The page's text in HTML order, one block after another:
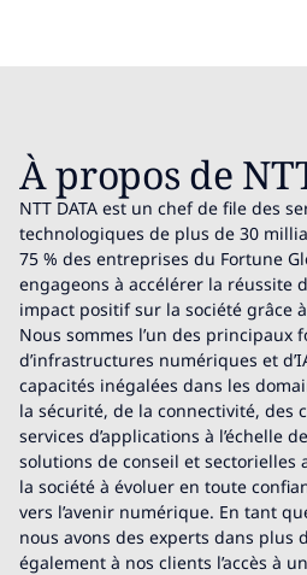
À propos de
NTT DATA est un chef de file des
technologiques de plus de 30
75 % des entreprises du Fortune
engageons à accélérer la réussite
impact positif sur la société grâce
Nous sommes l’un des principaux
d’infrastructures numériques et
capacités inégalées dans les
la sécurité, de la connectivité, des
services d’applications à l’échelle
solutions de conseil et sectorielles
la société à évoluer en toute
vers l’avenir numérique. En tant
nous avons des experts dans plus
également à nos clients l’accès à